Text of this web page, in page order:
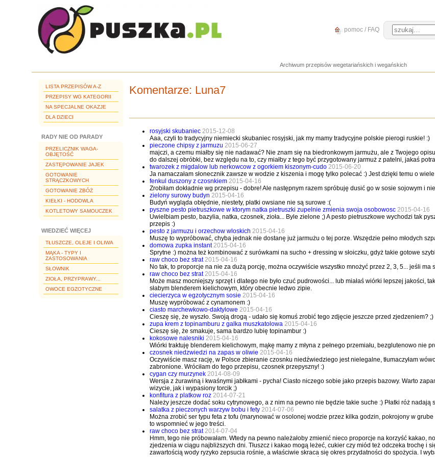
pomoc / FAQ
Archiwum przepisów wegetariańskich i wegańskich
LISTA PRZEPISÓW A-Z
PRZEPISY WG KATEGORII
NA SPECJALNE OKAZJE
DLA DZIECI
RADY NIE OD PARADY
PRZELICZNIK WAGA-
OBJĘTOŚĆ
ZASTĘPOWANIE JAJEK
GOTOWANIE
STRĄCZKOWYCH
GOTOWANIE ZBÓŻ
KIEŁKI - HODOWLA
KOTLETOWY SAMOUCZEK
WIEDZIEĆ WIĘCEJ
TŁUSZCZE, OLEJE I OLIWA
MĄKA - TYPY I
ZASTOSOWANIA
SŁOWNIK
ZIOŁA, PRZYPRAWY...
OWOCE EGZOTYCZNE
Komentarze: Luna7
rosyjski skubaniec 2015-12-08
Aaa, czyli to tradycyjny niemiecki skubaniec rosyjski, jak my mamy tradycyjne polskie pierogi ruskie! :)
pieczone chipsy z jarmuzu 2015-06-27
majczi, a czemu miałby się nie nadawać? Nie znam się na biedronkowym jarmużu, ale z Twojego
do dalszej obróbki, bez względu na to, czy miałby z tego być przygotowany jarmuż z patelni, jakaś
twarozek z migdalow lub nerkowcow z ogorkiem kiszonym-cudo 2015-06-20
Ja namaczałam słonecznik zawsze w wodzie z kiszenia i mogę tylko polecać :) Jest dzięki temu o
fenkul duszony z czosnkiem 2015-04-16
Zrobiłam dokładnie wg przepisu - dobre! Ale następnym razem spróbuję dusić go w sosie sojowym i
zielony surowy budyn 2015-04-16
Budyń wygląda obłędnie, niestety, płatki owsiane nie są surowe :(
pyszne pesto pietruszkowe w ktorym natka pietruszki zupelnie zmienia swoja osobowosc 2015-04-16
Uwielbiam pesto, bazylia, natka, czosnek, zioła... Byle zielone ;) A pesto pietruszkowe wychodzi tak
przepis :)
pesto z jarmuzu i orzechow wloskich 2015-04-16
Muszę to wypróbować, chyba jednak nie dostanę już jarmużu o tej porze. Wszędzie pełno młodych
domowa zupka instant 2015-04-16
Sprytne :) można też kombinować z surówkami na sucho + dressing w słoiczku, gdyż takie gotowe
raw choco bez strat 2015-04-16
No tak, to proporcje na nie za dużą porcję, można oczywiście wszystko mnożyć przez 2, 3, 5... jeśli ma
raw choco bez strat 2015-04-16
Może masz mocniejszy sprzęt i dlatego nie było czuć pudrowości... lub miałaś wiórki lepszej jakości,
słabym blenderem kielichowym, który obecnie ledwo zipie.
ciecierzyca w egzotycznym sosie 2015-04-16
Muszę wypróbować z cynamonem :)
ciasto marchewkowo-daktylowe 2015-04-16
Cieszę się, że wyszło. Swoją drogą - udało się komuś zrobić tego zdjęcie jeszcze przed zjedzeniem? ;)
zupa krem z topinamburu z galka muszkatolowa 2015-04-16
Cieszę się, że smakuje, sama bardzo lubię topinambur :)
kokosowe nalesniki 2015-04-16
Wiórki traktuję blenderem kielichowym, mąkę mamy z młyna z pełnego przemiału, bezglutenowo nie
czosnek niedzwiedzi na zapas w oliwie 2015-04-16
Oczywiście masz rację, w Polsce zbieranie czosnku niedźwiedziego jest nielegalne, tłumaczyłam
zabronione. Wróciłam do tego przepisu, czosnek przepyszny! :)
cygan czy murzynek 2014-08-09
Wersja z żurawiną i kwaśnymi jabłkami - pycha! Ciasto niczego sobie jako przepis bazowy. Warto
wizycie, jak i wypasiony torcik ;)
konfitura z platkow roz 2014-07-21
Należy jeszcze dodać soku cytrynowego, a z nim na pewno nie będzie takie suche :) Płatki róż nadają
salatka z pieczonych warzyw bobu i fety 2014-07-06
Można zrobić ser typu feta z tofu (marynować w osolonej wodzie przez kilka godzin, pokrojony w
to wspomnieć w jego treści.
raw choco bez strat 2014-07-04
Hmm, tego nie próbowałam. Wtedy na pewno należałoby zmienić nieco proporcje na korzyść kakao,
zjedzenia w ciągu najbliższych dni. Tłuszcz i kakao mogą leżeć, cukier czy miód też odczeka trochę i
zawartością wody ryzyko zepsucia rośnie, a właściwie skraca się okres przydatności do spożycia. I